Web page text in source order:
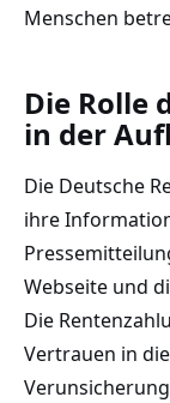
Menschen
Die Rolle
in der
Die Deutsche
ihre
Webseite und
Die
Vertrauen in